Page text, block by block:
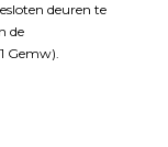
deuren te
de
Gemw).